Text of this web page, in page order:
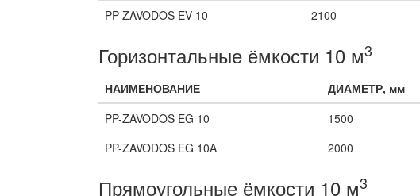
PP-ZAVODOS EV 10
2100
Горизонтальные ёмкости 10 м3
НАИМЕНОВАНИЕ ДИАМЕТР, мм
PP-ZAVODOS EG 10
1500
PP-ZAVODOS EG 10A
2000
Прямоугольные ёмкости 10 м3